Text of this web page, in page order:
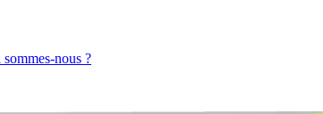
nous ?